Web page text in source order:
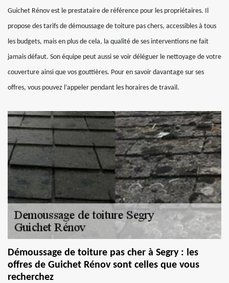
Guichet Rénov est le prestataire de référence pour les propriétaires. Il
propose des tarifs de démoussage de toiture pas chers, accessibles à tous
les budgets, mais en plus de cela, la qualité de ses interventions ne fait
jamais défaut. Son équipe peut aussi se voir déléguer le nettoyage de votre
couverture ainsi que vos gouttières. Pour en savoir davantage sur ses
offres, vous pouvez l’appeler pendant les horaires de travail.
Démoussage de toiture pas cher à Segry : les
offres de Guichet Rénov sont celles que vous
recherchez